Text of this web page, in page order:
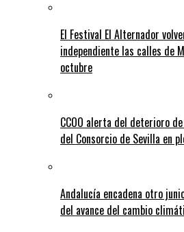
El Festival El Alternador
independiente las calles de
octubre
CCOO alerta del deterioro
del Consorcio de Sevilla en
Andalucía encadena otro
del avance del cambio